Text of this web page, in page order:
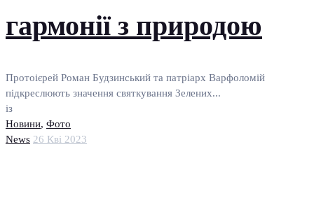
гармонії з природою
Протоієрей Роман Будзинський та патріарх Варфоломій
підкреслюють значення святкування Зелених...
із
Новини, Фото
News 26 Кві 2023